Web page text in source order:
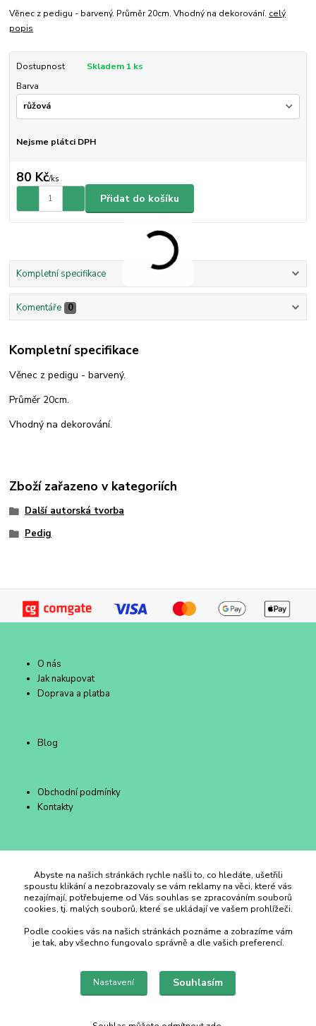
Věnec z pedigu - barvený. Průměr 20cm. Vhodný na dekorování. celý
popis
Dostupnost
Skladem 1 ks
Barva
Nejsme plátci DPH
80 Kč/ks
Přidat do košíku
Kompletní specifikace
Komentáře 0
Kompletní specifikace
Věnec z pedigu - barvený.
Průměr 20cm.
Vhodný na dekorování.
Zboží zařazeno v kategoriích
Další autorská tvorba
Pedig
O nás
Jak nakupovat
Doprava a platba
Blog
Obchodní podmínky
Kontakty
Duhový Ateliér Kroměříž
+420 734 258 002
duhovyatelier@email.cz
Abyste na našich stránkách rychle našli to, co hledáte, ušetřili
spoustu klikání a nezobrazovaly se vám reklamy na věci, které vás
nezajímají, potřebujeme od Vás souhlas se zpracováním souborů
cookies, tj. malých souborů, které se ukládají ve vašem prohlížeči.
Podle cookies vás na našich stránkách poznáme a zobrazíme vám
je tak, aby všechno fungovalo správně a dle vašich preferencí.
Nastavení Souhlasím